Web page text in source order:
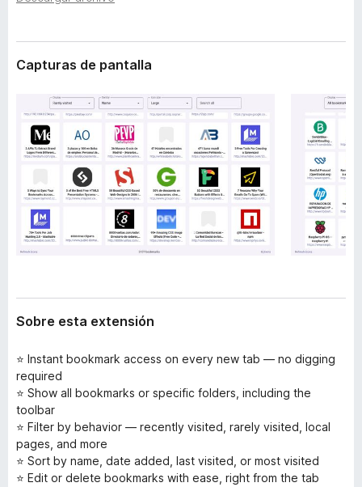
p
r
F
r
t
n
s
iCapturas de pantalla
Sobre esta extensión
⭐ Instant bookmark access on every new tab — no digging
required
⭐ Show all bookmarks or specific folders, including the
toolbar
⭐ Filter by behavior — recently visited, rarely visited, local
pages, and more
⭐ Sort by name, date added, last visited, or most visited
⭐ Edit or delete bookmarks with ease, right from the tab